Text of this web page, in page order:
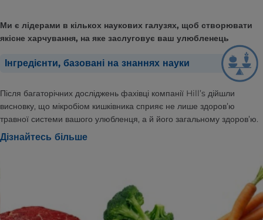
Ми є лідерами в кількох наукових галузях, щоб створювати
якісне харчування, на яке заслуговує ваш улюбленець
Інгредієнти, базовані на знаннях науки
Після багаторічних досліджень фахівці компанії Hill’s дійшли
висновку, що мікробіом кишківника сприяє не лише здоров’ю
травної системи вашого улюбленця, а й його загальному здоров’ю.
Дізнайтесь більше